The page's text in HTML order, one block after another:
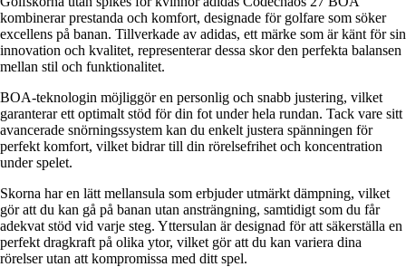
kombinerar prestanda och komfort, designade för golfare som söker
excellens på banan. Tillverkade av adidas, ett märke som är känt för sin
innovation och kvalitet, representerar dessa skor den perfekta balansen
mellan stil och funktionalitet.
BOA-teknologin möjliggör en personlig och snabb justering, vilket
garanterar ett optimalt stöd för din fot under hela rundan. Tack vare sitt
avancerade snörningssystem kan du enkelt justera spänningen för
perfekt komfort, vilket bidrar till din rörelsefrihet och koncentration
under spelet.
Skorna har en lätt mellansula som erbjuder utmärkt dämpning, vilket
gör att du kan gå på banan utan ansträngning, samtidigt som du får
adekvat stöd vid varje steg. Yttersulan är designad för att säkerställa en
perfekt dragkraft på olika ytor, vilket gör att du kan variera dina
rörelser utan att kompromissa med ditt spel.